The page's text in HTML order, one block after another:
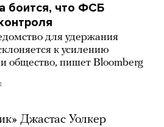
боится, что ФСБ
для удержания
к усилению
общество, пишет Bloomberg
Джастас Уолкер